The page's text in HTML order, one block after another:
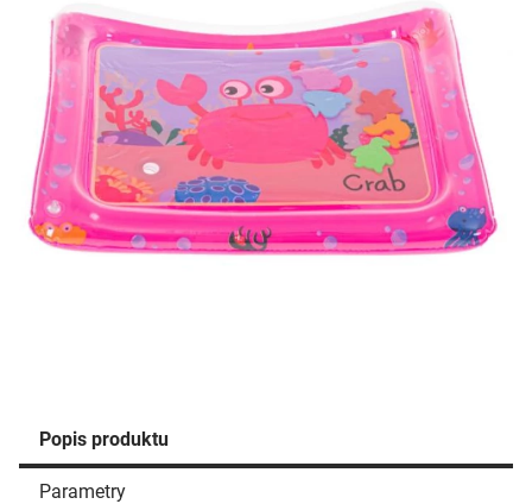
Popis produktu
Parametry